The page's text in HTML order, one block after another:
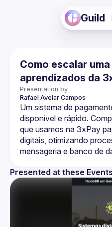
Guild
Como escalar
aprendizados da
Presentation by
Rafael Avelar Campos
Um sistema de
disponível e rápido.
que usamos na 3xPay
digitais, otimizando
Presented at these Events